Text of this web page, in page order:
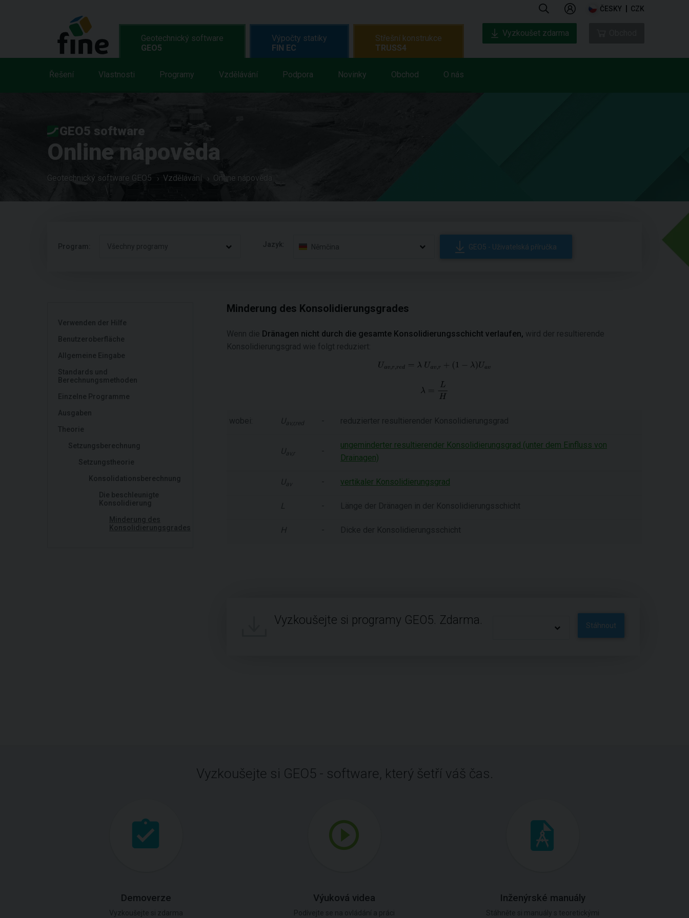
ČESKY CZK
Geotechnický software
GEO5
Řešení Vlastnosti Programy Vzdělávání Podpora Novinky Obchod O nás
Výpočty statiky
FIN EC
Střešní konstrukce
TRUSS4
Vyzkoušet zdarma
GEO5 software
Online nápověda
Geotechnický software GEO5 Vzdělávání Online nápověda
Program: Všechny programy Jazyk: Němčina GEO5 - Uživatelská příručka
Verwenden der Hilfe
Benutzeroberfläche
Allgemeine Eingabe
Standards und
Berechnungsmethoden
Einzelne Programme
Ausgaben
Theorie
Setzungsberechnung
Setzungstheorie
Konsolidationsberechnung
Die beschleunigte
Konsolidierung
Minderung des
Konsolidierungsgrades
Minderung des Konsolidierungsgrades
Wenn die Dränagen nicht durch die gesamte Konsolidierungsschicht verlaufen, wird der resultierende
Konsolidierungsgrad wie folgt reduziert:
wobei: U av,r,red - reduzierter resultierender Konsolidierungsgrad
U av,r -
ungeminderter resultierender Konsolidierungsgrad (unter dem Einfluss von
Drainagen)
U av - vertikaler Konsolidierungsgrad
L - Länge der Dränagen in der Konsolidierungsschicht
H - Dicke der Konsolidierungsschicht
Vyzkoušejte si programy GEO5. Zdarma. Stáhnout
Vyzkoušejte si GEO5 - software, který šetří váš čas.
Demoverze Výuková videa Inženýrské manuály